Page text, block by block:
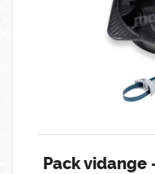
Pack vidange